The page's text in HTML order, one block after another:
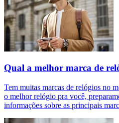
Qual a melhor marca de
Tem muitas marcas de relógios no
o melhor relógio pra você,
informações sobre as principais